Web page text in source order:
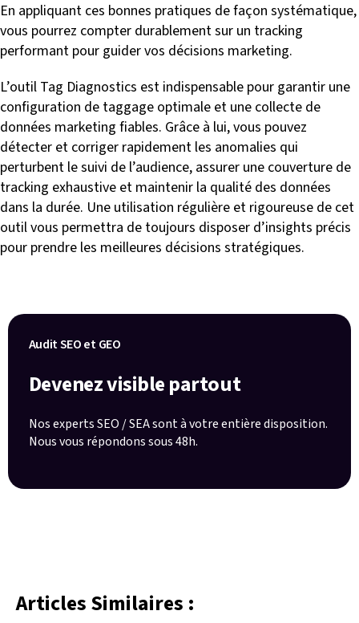
En appliquant ces bonnes pratiques de façon systématique,
vous pourrez compter durablement sur un tracking
performant pour guider vos décisions marketing.
L’outil Tag Diagnostics est indispensable pour garantir une
configuration de taggage optimale et une collecte de
données marketing fiables. Grâce à lui, vous pouvez
détecter et corriger rapidement les anomalies qui
perturbent le suivi de l’audience, assurer une couverture de
tracking exhaustive et maintenir la qualité des données
dans la durée. Une utilisation régulière et rigoureuse de cet
outil vous permettra de toujours disposer d’insights précis
pour prendre les meilleures décisions stratégiques.
Audit SEO et GEO
Devenez visible partout
Nos experts SEO / SEA sont à votre entière disposition.
Nous vous répondons sous 48h.
Articles Similaires :